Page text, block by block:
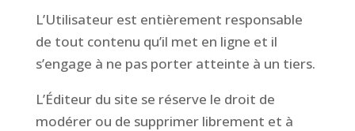
L’Utilisateur est entièrement responsable
de tout contenu qu’il met en ligne et il
s’engage à ne pas porter atteinte à un tiers.
L’Éditeur du site se réserve le droit de
modérer ou de supprimer librement et à